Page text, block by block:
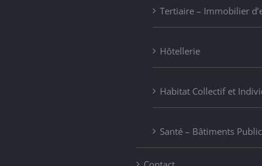
Tertiaire – Immobilier
Hôtellerie
Habitat Collectif et
Santé – Bâtiments